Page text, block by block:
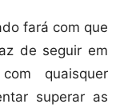
fará com que
de seguir em
quaisquer
superar as